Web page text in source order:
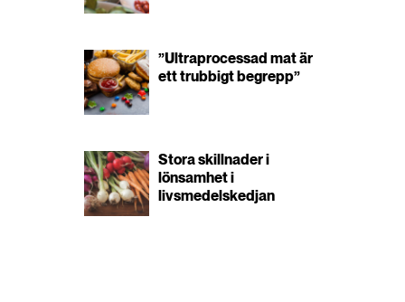
”Ultraprocessad mat är
ett trubbigt begrepp”
Stora skillnader i
lönsamhet i
livsmedelskedjan